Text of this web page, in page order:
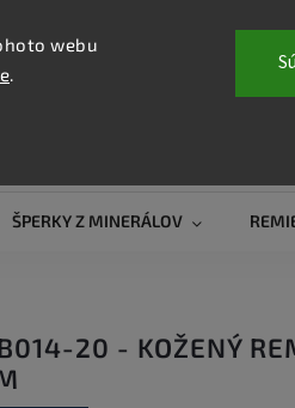
webu
.
ŠPERKY Z MINERÁLOV
20 - KOŽENÝ